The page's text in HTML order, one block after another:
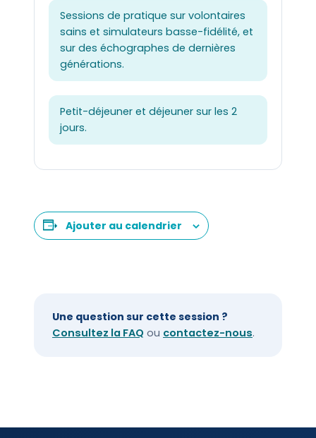
Sessions de pratique sur volontaires
sains et simulateurs basse-fidélité, et
sur des échographes de dernières
générations.
Petit-déjeuner et déjeuner sur les 2
jours.
Ajouter au calendrier
Une question sur cette session ?
Consultez la FAQ ou contactez-nous.